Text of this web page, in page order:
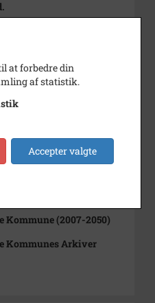
i juli 2000.
Kommune (2007-2050)
Kommunes Arkiver
at forbedre din
af statistik.
Accepter valgte